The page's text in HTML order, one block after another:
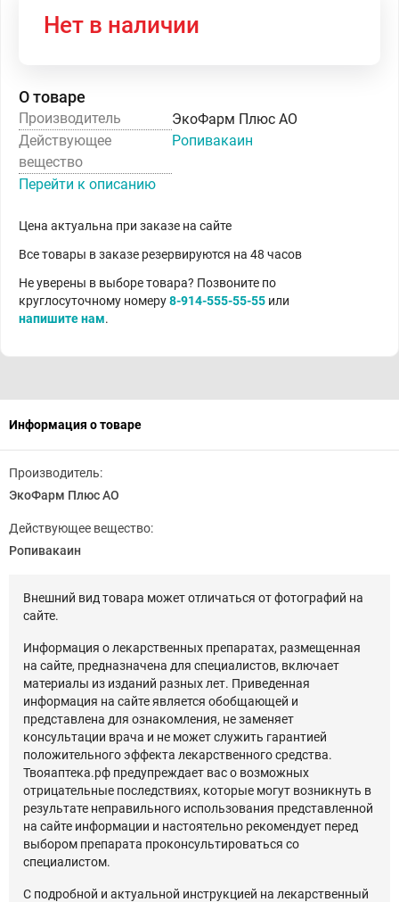
Нет в наличии
О товаре
Производитель
ЭкоФарм Плюс АО
Действующее
вещество
Ропивакаин
Перейти к описанию
Цена актуальна при заказе на сайте
Все товары в заказе резервируются на 48 часов
Не уверены в выборе товара? Позвоните по
круглосуточному номеру8-914-555-55-55 или
напишите нам.
Информация о товаре
Производитель:
ЭкоФарм Плюс АО
Действующее вещество:
Ропивакаин
Внешний вид товара может отличаться от фотографий на
сайте.
Информация о лекарственных препаратах, размещенная
на сайте, предназначена для специалистов, включает
материалы из изданий разных лет. Приведенная
информация на сайте является обобщающей и
представлена для ознакомления, не заменяет
консультации врача и не может служить гарантией
положительного эффекта лекарственного средства.
Твояаптека.рф предупреждает вас о возможных
отрицательные последствиях, которые могут возникнуть в
результате неправильного использования представленной
на сайте информации и настоятельно рекомендует перед
выбором препарата проконсультироваться со
специалистом.
С подробной и актуальной инструкцией на лекарственный